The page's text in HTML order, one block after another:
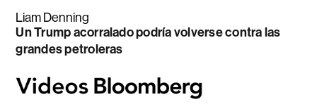
Liam Denning
Un Trump acorralado podría volverse contra las
grandes petroleras